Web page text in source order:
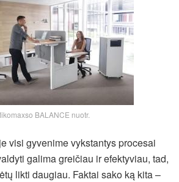
BALANCE nuotr.
visi gyvenime vykstantys procesai
galima greičiau ir efektyviau, tad,
likti daugiau. Faktai sako ką kita –